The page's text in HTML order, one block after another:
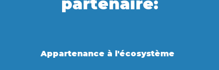
Appartenance à l'écosystème